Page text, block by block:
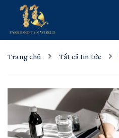
Trang chủ Tất cả tin tức